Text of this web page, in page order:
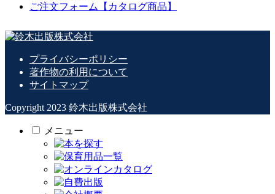
ご注文フォーム【カタログ商品】
プライバシーポリシー
著作物の利用について
サイトマップ
Copyright 2023 鈴木出版株式会社
メニュー